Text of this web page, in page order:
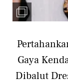
Gaya
Dibalut